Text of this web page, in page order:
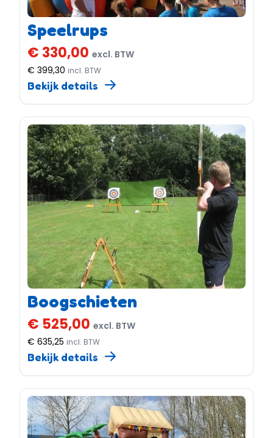
Speelrups
€ 330,00 excl. BTW
€ 399,30 incl. BTW
Bekijk details
Boogschieten
€ 525,00 excl. BTW
€ 635,25 incl. BTW
Bekijk details